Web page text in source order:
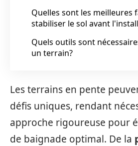
Quelles sont les meilleures
stabiliser le sol avant
Quels outils sont
un terrain?
Les terrains en pente
défis uniques, rendant
approche rigoureuse pour
de baignade optimal. De la